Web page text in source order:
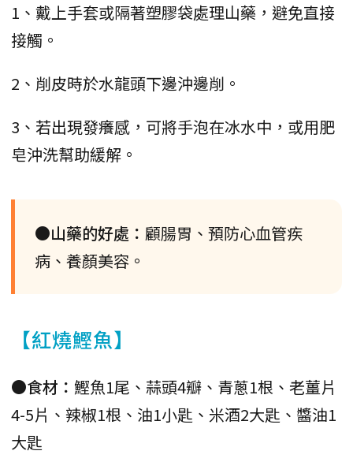
1、戴上手套或隔著塑膠袋處理山藥，避免直接
接觸。
2、削皮時於水龍頭下邊沖邊削。
3、若出現發癢感，可將手泡在冰水中，或用肥
皂沖洗幫助緩解。
●山藥的好處： 顧腸胃、預防心血管疾
病、養顏美容。
【紅燒鰹魚】
●食材： 鰹魚1尾、蒜頭4瓣、青蔥1根、老薑片
4-5片、辣椒1根、油1小匙、米酒2大匙、醬油1
大匙